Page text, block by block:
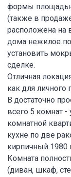
формы
(также в
расположена на
дома нежилое
установить
сделке.
Отличная
как для личного
В достаточно
всего 5 комнат
комнатной
кухне по две
кирпичный 1980
Комната
(диван, шкаф,